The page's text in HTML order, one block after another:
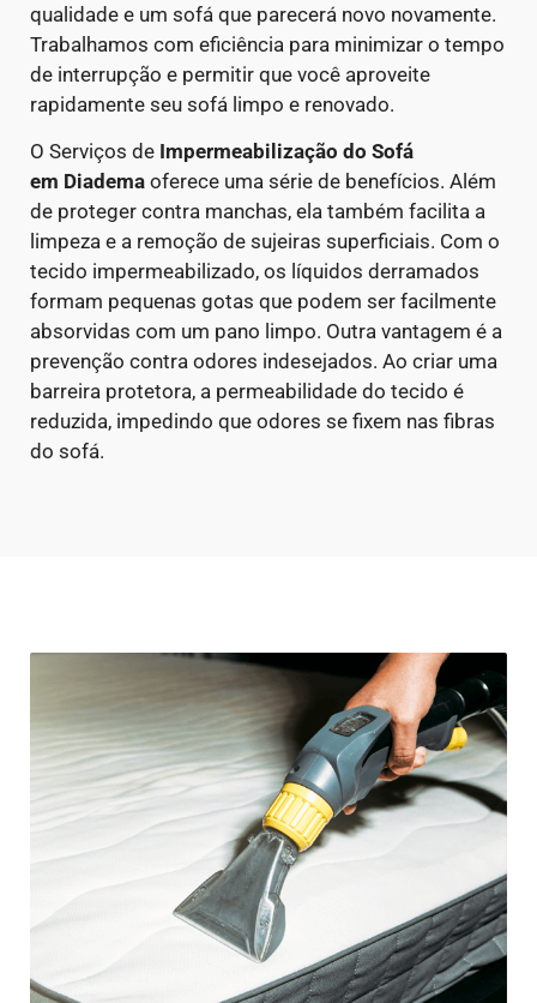
qualidade e um sofá que parecerá novo novamente.
Trabalhamos com eficiência para minimizar o tempo
de interrupção e permitir que você aproveite
rapidamente seu sofá limpo e renovado.
O Serviços de Impermeabilização do Sofá
em Diadema oferece uma série de benefícios. Além
de proteger contra manchas, ela também facilita a
limpeza e a remoção de sujeiras superficiais. Com o
tecido impermeabilizado, os líquidos derramados
formam pequenas gotas que podem ser facilmente
absorvidas com um pano limpo. Outra vantagem é a
prevenção contra odores indesejados. Ao criar uma
barreira protetora, a permeabilidade do tecido é
reduzida, impedindo que odores se fixem nas fibras
do sofá.